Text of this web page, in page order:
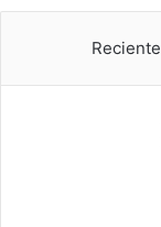
Reciente